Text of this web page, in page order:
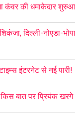
कंवर की धमाकेदार
दिल्ली-नोएडा-
इंटरनेट से नई पारी!
बात पर प्रियंक खरगे